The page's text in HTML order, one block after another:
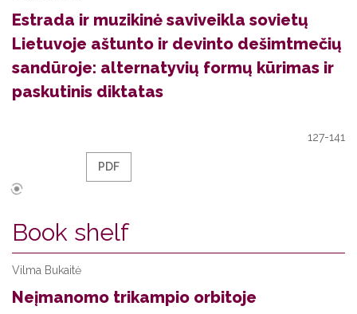
Estrada ir muzikinė saviveikla sovietų
Lietuvoje aštunto ir devinto dešimtmečių
sandūroje: alternatyvių formų kūrimas ir
paskutinis diktatas
127-141
PDF
Book shelf
Vilma Bukaitė
Neįmanomo trikampio orbitoje